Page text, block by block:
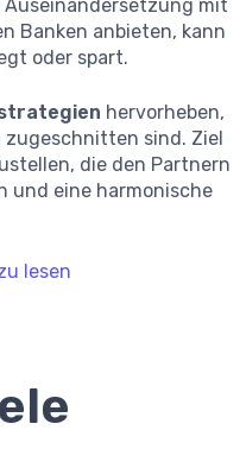
Auseinandersetzung mit
Banken anbieten, kann
oder spart.
hervorheben,
zugeschnitten sind. Ziel
die den Partnern
und eine harmonische
lesen